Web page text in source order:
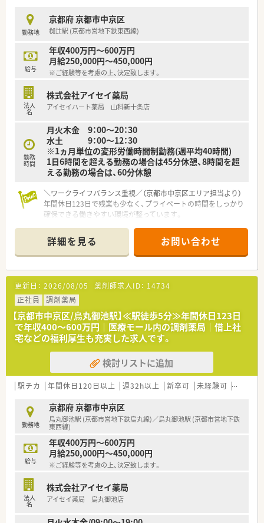
【想定される業務内容】
■内科や泌尿器科の処方箋を中心とした調剤業務、監査業務、お
よび服薬指導などを幅広くご担当いただきます。
■患者様に寄り添うかかりつけ薬剤師としての業務や、地域のニ
ーズに応じたOTC医薬品の販売も行います。
■個人宅や施設への在宅訪問業務にも携わっていただき、地域医
【やりがい/おすすめポイント】
ービスを提供することで大きな達成感を得られます。
■在宅医療のノウハウが豊富な企業ですので、終末期医療など高
度な知識とスキルを身につけられる環境です。
■奨学金返済支援制度を利用することで、月々の返済負担を軽減
しながら安心して業務に集中できるのが魅力です。
勤務地
京都府 京都市中京区
椥辻駅 (京都市営地下鉄東西線)
給与
年収400万円～600万円
月給250,000円～450,000円
※ご経験等を考慮の上、決定致します。
法人
名
株式会社アイセイ薬局
アイセイハート薬局 山科新十条店
勤務
時間
月火木金 9：00～20：30
水土 9：00～12：30
※1ヵ月単位の変形労働時間制勤務(週平均40時間)
1日6時間を超える勤務の場合は45分休憩、8時間を超
える勤務の場合は、60分休憩
＼ワークライフバランス重視／（京都市中京区エリア担当より）
年間休日123日で残業も少なく、プライベートの時間をしっかり
確保できる働きやすい環境が整っています。
【店舗情報と応需状況について】
■椥辻駅から徒歩15分の立地にあり、毎日の通勤もしやすく落
ち着いた環境の中で快適に働くことができます。
■内科や整形外科や眼科を中心に1日約70から80枚の処方箋に
応需し、居宅の在宅業務にも対応しています。
■常勤薬剤師1名とパート1名に事務スタッフ1名が在籍し、スタ
ッフ同士が協力し合いながら働ける体制です。
【法人特徴について】
■全国に約400店舗を展開しており、医療モール開発のパイオニ
アとして着実に店舗数を伸ばしている企業です。
■社長も薬剤師出身であり育休取得の経験もあるため、女性が長
く働き続けられる環境づくりに力を入れています。
■営業利益率が10パーセントを超えており、報酬改定の影響を
【こんな方にオススメ】
■ワークライフバランスを重視し残業が少なく年間休日が多い
職場で、プライベートの時間を大切にしたい方に最適です。
■将来的に店長やエリアマネージャーなどへのキャリアアップ
を目指し、幅広い業務経験を積んで大きく成長したい方です。
■在宅医療や漢方などの専門分野を極めるための手厚い教育制
詳細を見る お問い合わせ
更新日： 2026/08/05 薬剤師求人ID： 14734
正社員
調剤薬局
【京都市中京区/烏丸御池駅】≪駅徒歩5分≫年間休日123日
で年収400〜600万円｜医療モール内の調剤薬局｜借上社
宅などの福利厚生も充実した求人です。
検討リストに追加
駅チカ 年間休日120日以上 週32h以上 新卒可 未経験可 ブラン
勤務地
京都府 京都市中京区
烏丸御池駅 (京都市営地下鉄烏丸線)／烏丸御池駅 (京都市営地下鉄
東西線)
給与
年収400万円～600万円
月給250,000円～450,000円
※ご経験等を考慮の上、決定致します。
法人
名
株式会社アイセイ薬局
アイセイ薬局 烏丸御池店